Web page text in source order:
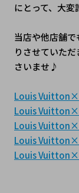
にとって、大変
当店や他店舗
りさせていた
さいませ♪
Louis Vuitton×
Louis Vuitton×
Louis
Louis
Louis Vuitton×